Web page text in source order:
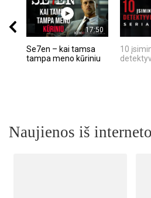
17:50
Se7en – kai tamsa
tampa meno kūriniu
10
Naujienos iš